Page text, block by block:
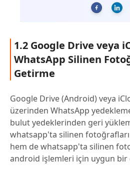
1.2 Google Drive veya
WhatsApp Silinen
Getirme
Google Drive (Android) veya
üzerinden WhatsApp
bulut yedeklerinden geri
whatsapp'ta silinen
hem de whatsapp'ta silinen
android işlemleri için uygun